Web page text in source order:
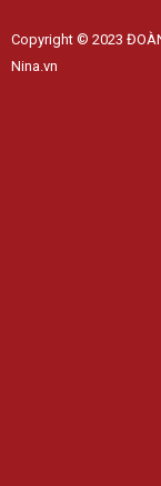
Copyright © 2023
Nina.vn